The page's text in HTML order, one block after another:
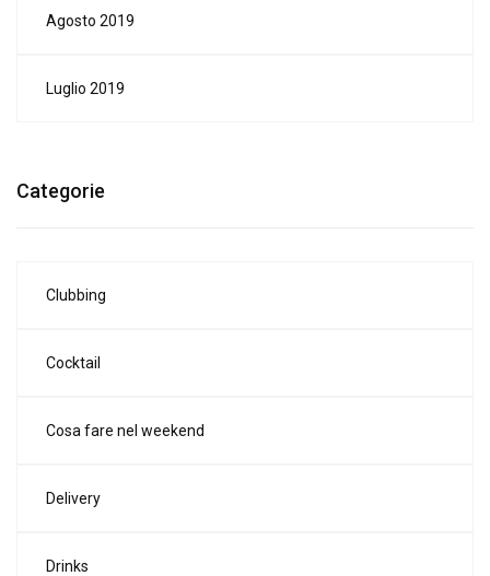
Agosto 2019
Luglio 2019
Categorie
Clubbing
Cocktail
Cosa fare nel weekend
Delivery
Drinks